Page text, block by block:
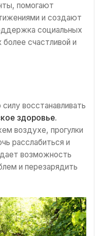
помогают
и создают
социальных
счастливой и
восстанавливать
здоровье.
воздухе, прогулки
расслабиться и
возможность
и перезарядить